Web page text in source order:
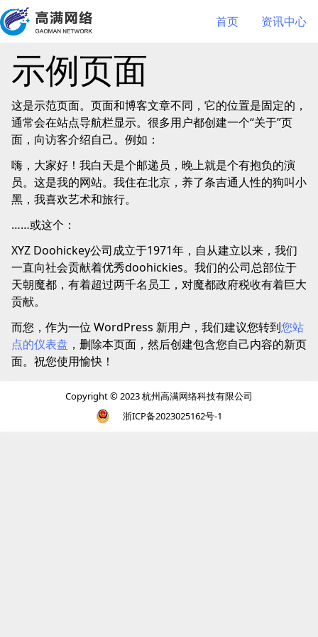
首页 资讯中心
示例页面
这是示范页面。页面和博客文章不同，它的位置是固定的，
通常会在站点导航栏显示。很多用户都创建一个“关于”页
面，向访客介绍自己。例如：
嗨，大家好！我白天是个邮递员，晚上就是个有抱负的演
员。这是我的网站。我住在北京，养了条吉通人性的狗叫小
黑，我喜欢艺术和旅行。
……或这个：
XYZ Doohickey公司成立于1971年，自从建立以来，我们
一直向社会贡献着优秀doohickies。我们的公司总部位于
天朝魔都，有着超过两千名员工，对魔都政府税收有着巨大
贡献。
而您，作为一位 WordPress 新用户，我们建议您转到您站
点的仪表盘 ，删除本页面，然后创建包含您自己内容的新页
面。祝您使用愉快！
Copyright © 2023 杭州高满网络科技有限公司
浙ICP备2023025162号-1